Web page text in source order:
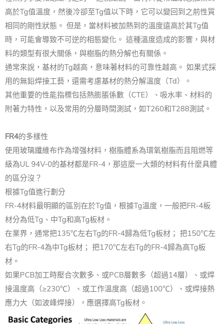
高於Tg值溫度，然後冷卻至Tg值以下時，它可以變回到之前性質
相同的剛性狀態。 但是，當材料被加熱到的溫度遠高於其Tg值
時，可能會導致不可逆的相態變化。 這種溫度造成的影響，與材
料的類型有很大關係，與樹脂的熱分解也有關係。
通常來說，基材的Tg越高，意味著材料的可靠性越高。 如果式採
用的無鉛焊接工藝，還需考慮基材的熱分解溫度（Td）。
其他重要的性能指標包括熱膨脹係數（CTE）、吸水率、材料的
附著力特性，以及常用的分層時間測試，如T260和T288測試。
FR4的多樣性
使用玻璃纖維布作為增强材料，樹脂體系為環氧樹脂而且阻燃等
級為UL 94V-0的基材都是FR-4，那這麼一大類的材料有什麼具體
的區分沒？
根據Tg值進行劃分
FR-4材料最明顯的區別在於Tg值，根據Tg溫度，一般把FR-4板
材分為低Tg、中Tg和高Tg板材。
在業界，通常把135℃左右Tg的FR-4歸為低Tg板材； 把150℃左
右Tg的FR-4為中Tg板材； 把170℃左右Tg的FR-4歸為高Tg板
材。
如果PCB加工時壓合次數多、或PCB層數多（超過14層）、或焊
接溫度高（≥230℃）、或工作溫度高（超過100℃）、或焊接熱
應力大（如波峰焊接），應選擇高Tg板材。